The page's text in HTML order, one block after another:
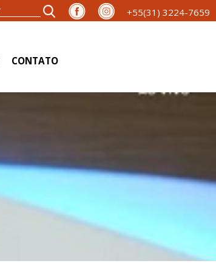
+55(31) 3224-7659
CONTATO